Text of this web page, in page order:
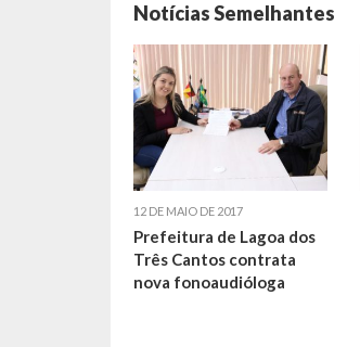
Notícias Semelhantes
12 DE MAIO DE 2017
Prefeitura de Lagoa dos
Três Cantos contrata
nova fonoaudióloga